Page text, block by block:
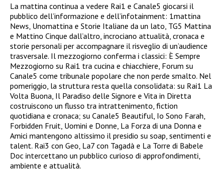
La mattina continua a vedere Rai1 e Canale5 giocarsi il
pubblico dell’informazione e dell’infotainment: 1mattina
News, Unomattina e Storie Italiane da un lato, TG5 Mattina
e Mattino Cinque dall’altro, incrociano attualità, cronaca e
storie personali per accompagnare il risveglio di un’audience
trasversale. Il mezzogiorno conferma i classici: È Sempre
Mezzogiorno su Rai1 tra cucina e chiacchiere, Forum su
Canale5 come tribunale popolare che non perde smalto. Nel
pomeriggio, la struttura resta quella consolidata: su Rai1 La
Volta Buona, Il Paradiso delle Signore e Vita in Diretta
costruiscono un flusso tra intrattenimento, fiction
quotidiana e cronaca; su Canale5 Beautiful, Io Sono Farah,
Forbidden Fruit, Uomini e Donne, La Forza di una Donna e
Amici mantengono altissimo il presidio su soap, sentimenti e
talent. Rai3 con Geo, La7 con Tagadà e La Torre di Babele
Doc intercettano un pubblico curioso di approfondimenti,
ambiente e attualità.